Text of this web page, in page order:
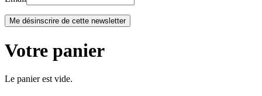
Votre panier
Le panier est vide.